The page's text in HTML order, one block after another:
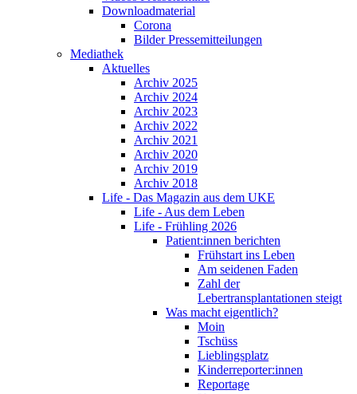
Downloadmaterial
Corona
Bilder Pressemitteilungen
Mediathek
Aktuelles
Archiv 2025
Archiv 2024
Archiv 2023
Archiv 2022
Archiv 2021
Archiv 2020
Archiv 2019
Archiv 2018
Life - Das Magazin aus dem UKE
Life - Aus dem Leben
Life - Frühling 2026
Patient:innen berichten
Frühstart ins Leben
Am seidenen Faden
Zahl der
Lebertransplantationen steigt
Was macht eigentlich?
Moin
Tschüss
Lieblingsplatz
Kinderreporter:innen
Reportage